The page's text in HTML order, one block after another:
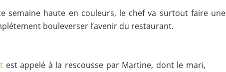
semaine haute en couleurs, le chef va surtout faire une
bouleverser l’avenir du restaurant.
est appelé à la rescousse par Martine, dont le mari,